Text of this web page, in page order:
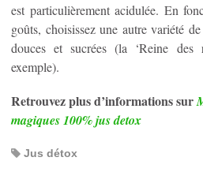
est particulièrement acidulée. En
goûts, choisissez une autre variété
douces et sucrées (la ‘Reine des
exemple).
Retrouvez plus d’informations sur
magiques 100% jus detox
Jus détox